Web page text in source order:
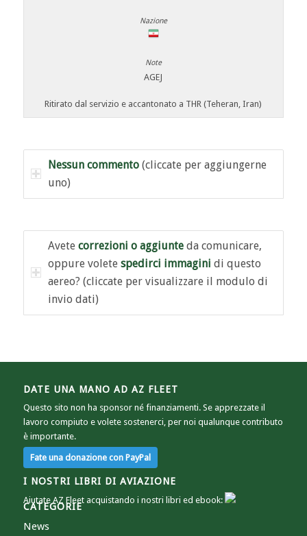
AGEJ
Ritirato dal servizio e accantonato a THR (Teheran, Iran)
Nessun commento(cliccate per aggiungerne
uno)
Avete correzioni o aggiunteda comunicare,
oppure volete spedirci immagini di questo
aereo? (cliccate per visualizzare il modulo di
invio dati)
DATE UNA MANO AD AZ FLEET
Questo sito non ha sponsor né finanziamenti. Se apprezzate il
lavoro compiuto e volete sostenerci, per noi qualunque contributo
è importante.
I NOSTRI LIBRI DI AVIAZIONE
Aiutate AZ Fleet acquistando i nostri libri ed ebook:
CATEGORIE
News